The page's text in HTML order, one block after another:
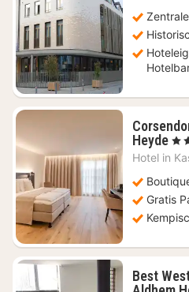
Heyde1
€
, 4
Hotel in
Gratis
Best